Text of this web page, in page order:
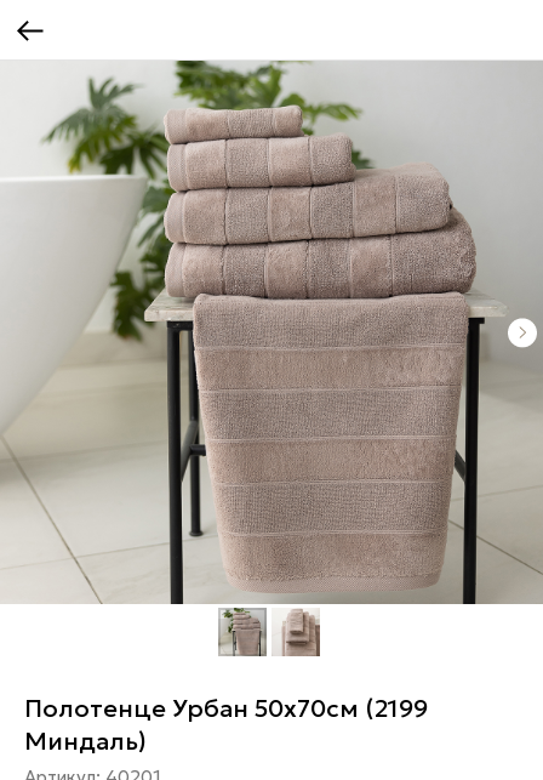
Полотенце Урбан 50х70см (2199
Миндаль)